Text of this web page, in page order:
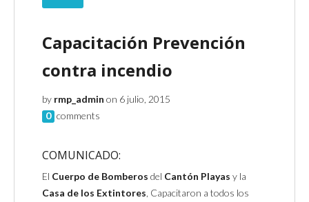
Capacitación Prevención
contra incendio
by rmp_admin on 6 julio, 2015
0 comments
COMUNICADO:
El Cuerpo de Bomberos del Cantón Playas y la
Casa de los Extintores , Capacitaron a todos los